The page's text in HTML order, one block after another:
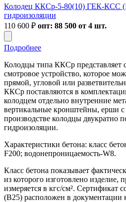
Колодец ККСр-5-80(10) ГЕК-КСС
гидроизоляции
110 600 ₽ опт: 88 500 от 4 шт.
Подробнее
Колодцы типа ККСр представляет
смотровое устройство, которое
прямой, угловой или
ККСр поставляются в
колодцем отдельно внутренние
вертикальные кронштейны, ерши
производстве колодцы двукратно
гидроизоляции.
Характеристики бетона: класс
F200; водонепроницаемость-W8.
Класс бетона показывает
из которого изготовлено изделие,
измеряется в кгс/см². Сертификат
(В25) расположен в документации